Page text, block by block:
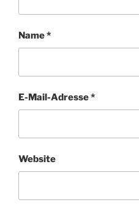
Name*
E-Mail-Adresse*
Website